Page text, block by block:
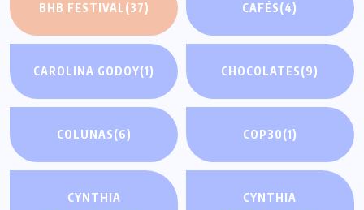
BHB FESTIVAL(37) CAFÉS(4)
CAROLINA GODOY(1) CHOCOLATES(9)
COLUNAS(6) COP30(1)
CYNTHIA
CYNTHIA